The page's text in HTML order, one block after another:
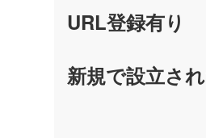
URL登録有り
新規で設立さ